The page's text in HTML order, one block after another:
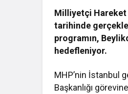
Milliyetçi Hareket
tarihinde
programın,
hedefleniyor.
MHP’nin İstanbul
Başkanlığı